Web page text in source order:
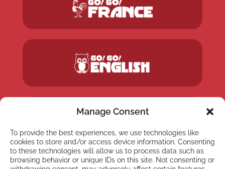
Manage Consent
To provide the best experiences, we use technologies like
cookies to store and/or access device information. Consenting
to these technologies will allow us to process data such as
browsing behavior or unique IDs on this site. Not consenting or